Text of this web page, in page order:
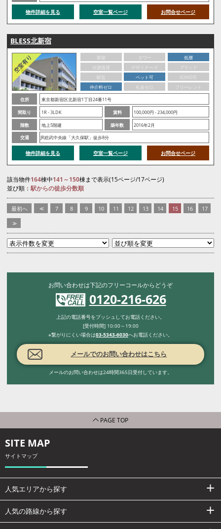
物件詳細を見る 空室一覧ページ お問合せページ
BLESS北新宿
新築 タワー
低層
分譲賃貸
デザイナーズ
ブランド
駅近
ペット可
SOHO可
仲介料ゼロ
礼金ゼロ
フリーレント
住所
東京都新宿区北新宿1丁目24番11号
間取り
1R - 3LDK 賃料
100,000円 - 234,000円
階数
地上5階建 築年数
2016年2月
交通
JR総武中央線「大久保駅」徒歩8分
物件詳細を見る 空室一覧ページ お問合せページ
該当物件164棟中141～150棟まで表示(15ページ/17ページ)
並び順：駅からの徒歩分数順
最初へ << 7 8 9 10 11 12 13 14 15 16
17
>>
お問い合わせは下記のフリーコールからどうぞ
0120-216-626
上記の電話番号をプッシュしてお電話ください。
[受付時間] 10:00～19:00
※繋がりにくい場合は03-5343-6030へお電話ください。
メールでのお問い合わせはこちら
メールのお問い合わせは24時間365日受付しています。
PAGE TOP
SITE MAP
サイトマップ
人気エリアから探す
人気の路線から探す